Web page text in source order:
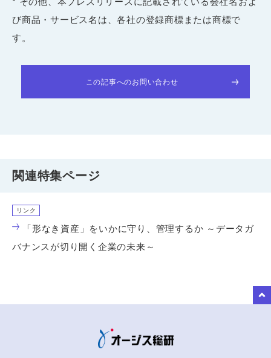
び商品・サービス名は、各社の登録商標または商標で
す。
この記事へのお問い合わせ
関連特集ページ
リンク
「形なき資産」をいかに守り、管理するか ～データガ
バナンスが切り開く企業の未来～